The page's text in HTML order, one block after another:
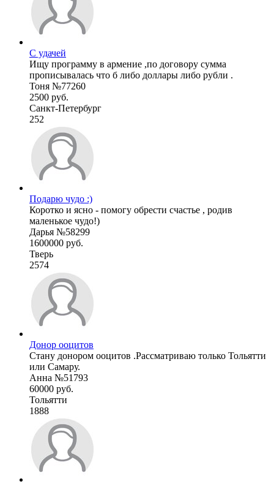
С удачей
Ищу программу в армение ,по договору сумма
прописывалась что б либо доллары либо рубли .
Тоня №77260
2500 руб.
Санкт-Петербург
252
Подарю чудо :)
Коротко и ясно - помогу обрести счастье , родив
маленькое чудо!)
Дарья №58299
1600000 руб.
Тверь
2574
Донор ооцитов
Стану донором ооцитов .Рассматриваю только Тольятти
или Самару.
Анна №51793
60000 руб.
Тольятти
1888